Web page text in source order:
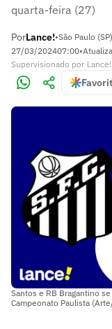
quarta-feira (27)
PorLance!•São Paulo (SP)
27/03/202407:00•
Supervisionado por Lance!
Santos e RB Bragantino
Campeonato Paulista